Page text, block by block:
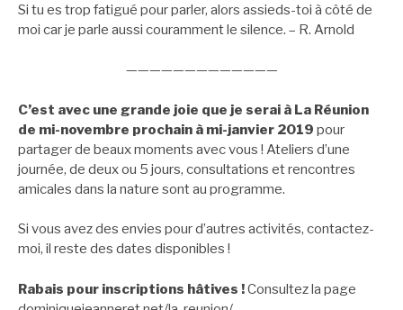
Si tu es trop fatigué pour parler, alors assieds-toi à côté de
moi car je parle aussi couramment le silence. – R. Arnold
—————————————
C’est avec une grande joie que je serai à La Réunion
de mi-novembre prochain à mi-janvier 2019 pour
partager de beaux moments avec vous ! Ateliers d’une
journée, de deux ou 5 jours, consultations et rencontres
amicales dans la nature sont au programme.
Si vous avez des envies pour d’autres activités, contactez-
moi, il reste des dates disponibles !
Rabais pour inscriptions hâtives !Consultez la page